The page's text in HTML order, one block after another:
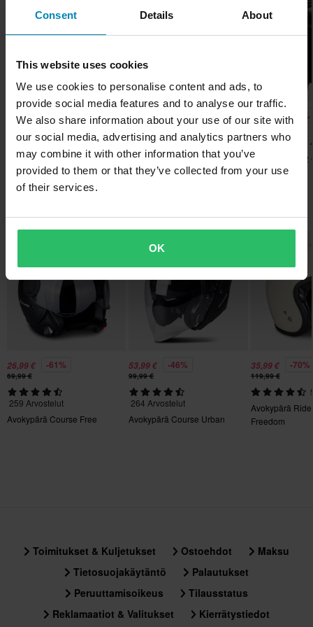
Consent Details About
This website uses cookies
We use cookies to personalise content and ads, to
provide social media features and to analyse our traffic.
We also share information about your use of our site with
our social media, advertising and analytics partners who
may combine it with other information that you’ve
provided to them or that they’ve collected from your use
of their services.
OK
• Laserleikattu vaahto
• Uusi pikakiinnitteinen visiirijärjestelmä (painonappi)
• Paino: 1200 ± 50 gr.
• ECE 22.06
Merkki
LS2
Kypärän paino
1150 g - 1300 g
Kypäräpuhelin
Ei
Irrotettava Vuori
Ei
Tuotteen Paino
1200
Sininen, Harmaa
Kiertovoimasuoja
Ei mitään
Tyyli
Paketin mitat
L
Pyrimme pitämään yllä parhaita hintoja, mutta jos löydät silti
paremman hinnan kilpailijalta, vastaamme siihen hintaan.
Ilmainen toimitus yli 150€ ostoksista*
Yli 150€ tilaukset ovat maksuttomia. *Tämä ei sisällä ylisuuria
tuotteita
60 päivän palautusoikeus*
Sinulla on oikeus palauttaa tilauksesi 60 päivän sisällä.
Palautuksesta peritään mahdolliset kulut. *Palautusoikeus ei
tuotteita. Katso lisätietoja ja ehdotasiakaspalveluosiosta.
Lähetä
70,99 € -20%
89,00 €
3 Arvostelut
Avokypärä LS2 OF616
Airflow II Solid
62,99 € -20%
79,00 €
1 Arvostelut
Avokypärä LS2 OF616
Airflow II Solid
70,99 € -20%
89,00 €
Avokypärä LS2
Airflow II Solid
26,99 € -61%
69,99 €
259 Arvostelut
Avokypärä Course Free
53,99 € -46%
99,99 €
264 Arvostelut
Avokypärä Course Urban
35,99 € -70%
119,99 €
Avokypärä
Freedom
Toimitukset & Kuljetukset Ostoehdot
Maksu
Tietosuojakäytäntö
Palautukset
Peruuttamisoikeus
Tilausstatus
Reklamaatiot & Valitukset
Kierrätystiedot